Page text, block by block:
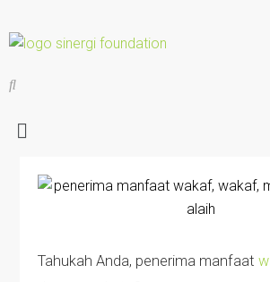
Tahukah Anda, penerima manfaat